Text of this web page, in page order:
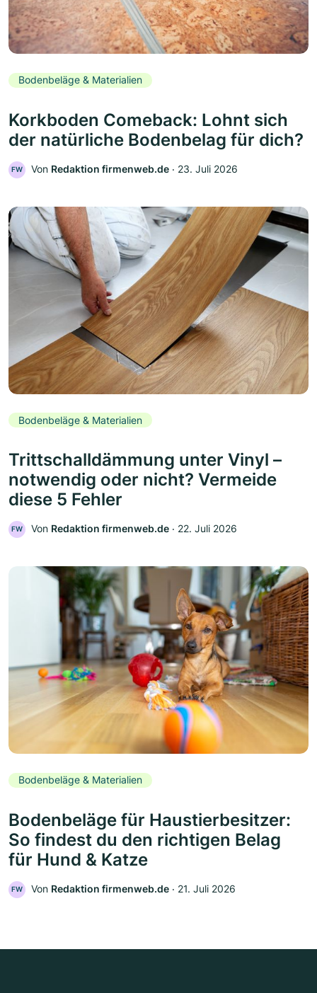
Bodenbeläge & Materialien
Korkboden Comeback: Lohnt sich
der natürliche Bodenbelag für dich?
FW Von Redaktion firmenweb.de ‧ 23. Juli 2026
Bodenbeläge & Materialien
Trittschalldämmung unter Vinyl –
notwendig oder nicht? Vermeide
diese 5 Fehler
FW Von Redaktion firmenweb.de ‧ 22. Juli 2026
Bodenbeläge & Materialien
Bodenbeläge für Haustierbesitzer:
So findest du den richtigen Belag
für Hund & Katze
FW Von Redaktion firmenweb.de ‧ 21. Juli 2026